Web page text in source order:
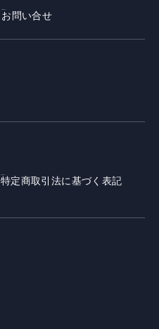
お問い合せ
特定商取引法に基づく表記